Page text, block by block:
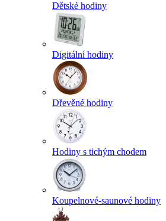
Dětské hodiny
Digitální hodiny
Dřevěné hodiny
Hodiny s tichým chodem
Koupelnové-saunové hodiny